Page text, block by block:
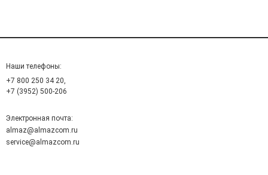
Наши телефоны:
+7 800 250 34 20,
+7 (3952) 500-206
Электронная почта:
almaz@almazcom.ru
service@almazcom.ru